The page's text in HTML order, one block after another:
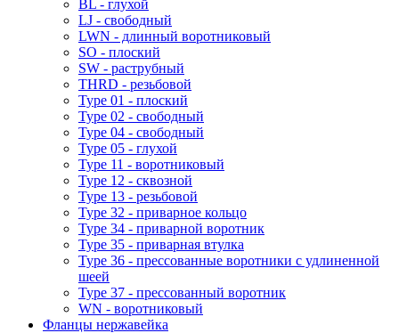
BL - глухой
LJ - свободный
LWN - длинный воротниковый
SO - плоский
SW - раструбный
THRD - резьбовой
Type 01 - плоский
Type 02 - свободный
Type 04 - свободный
Type 05 - глухой
Type 11 - воротниковый
Type 12 - сквозной
Type 13 - резьбовой
Type 32 - приварное кольцо
Type 34 - приварной воротник
Type 35 - приварная втулка
Type 36 - прессованные воротники с удлиненной
шеей
Type 37 - прессованный воротник
WN - воротниковый
Фланцы нержавейка